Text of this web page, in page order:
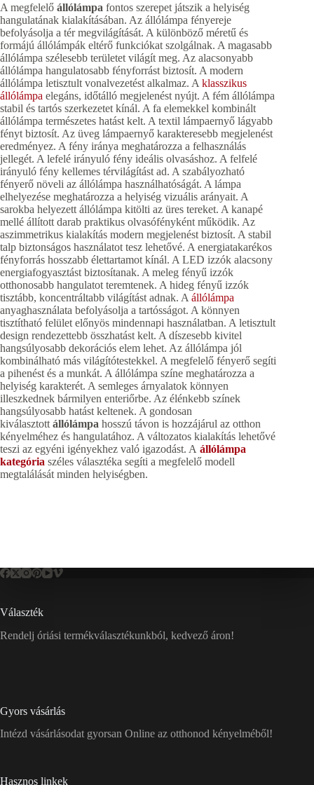
A megfelelő állólámpa fontos szerepet játszik a helyiség
hangulatának kialakításában. Az állólámpa fényereje
befolyásolja a tér megvilágítását. A különböző méretű és
formájú állólámpák eltérő funkciókat szolgálnak. A magasabb
állólámpa szélesebb területet világít meg. Az alacsonyabb
állólámpa hangulatosabb fényforrást biztosít. A modern
állólámpa letisztult vonalvezetést alkalmaz. A klasszikus
állólámpa elegáns, időtálló megjelenést nyújt. A fém állólámpa
stabil és tartós szerkezetet kínál. A fa elemekkel kombinált
állólámpa természetes hatást kelt. A textil lámpaernyő lágyabb
fényt biztosít. Az üveg lámpaernyő karakteresebb megjelenést
eredményez. A fény iránya meghatározza a felhasználás
jellegét. A lefelé irányuló fény ideális olvasáshoz. A felfelé
irányuló fény kellemes térvilágítást ad. A szabályozható
fényerő növeli az állólámpa használhatóságát. A lámpa
elhelyezése meghatározza a helyiség vizuális arányait. A
sarokba helyezett állólámpa kitölti az üres tereket. A kanapé
mellé állított darab praktikus olvasófényként működik. Az
aszimmetrikus kialakítás modern megjelenést biztosít. A stabil
talp biztonságos használatot tesz lehetővé. A energiatakarékos
fényforrás hosszabb élettartamot kínál. A LED izzók alacsony
energiafogyasztást biztosítanak. A meleg fényű izzók
otthonosabb hangulatot teremtenek. A hideg fényű izzók
tisztább, koncentráltabb világítást adnak. A állólámpa
anyaghasználata befolyásolja a tartósságot. A könnyen
tisztítható felület előnyös mindennapi használatban. A letisztult
design rendezettebb összhatást kelt. A díszesebb kivitel
hangsúlyosabb dekorációs elem lehet. Az állólámpa jól
kombinálható más világítótestekkel. A megfelelő fényerő segíti
a pihenést és a munkát. A állólámpa színe meghatározza a
helyiség karakterét. A semleges árnyalatok könnyen
illeszkednek bármilyen enteriőrbe. Az élénkebb színek
hangsúlyosabb hatást keltenek. A gondosan
kiválasztott állólámpa hosszú távon is hozzájárul az otthon
kényelméhez és hangulatához. A változatos kialakítás lehetővé
teszi az egyéni igényekhez való igazodást. A állólámpa
kategória széles választéka segíti a megfelelő modell
megtalálását minden helyiségben.
Választék
Rendelj óriási termékválasztékunkból, kedvező áron!
Gyors vásárlás
Intézd vásárlásodat gyorsan Online az otthonod kényelméből!
Hasznos linkek